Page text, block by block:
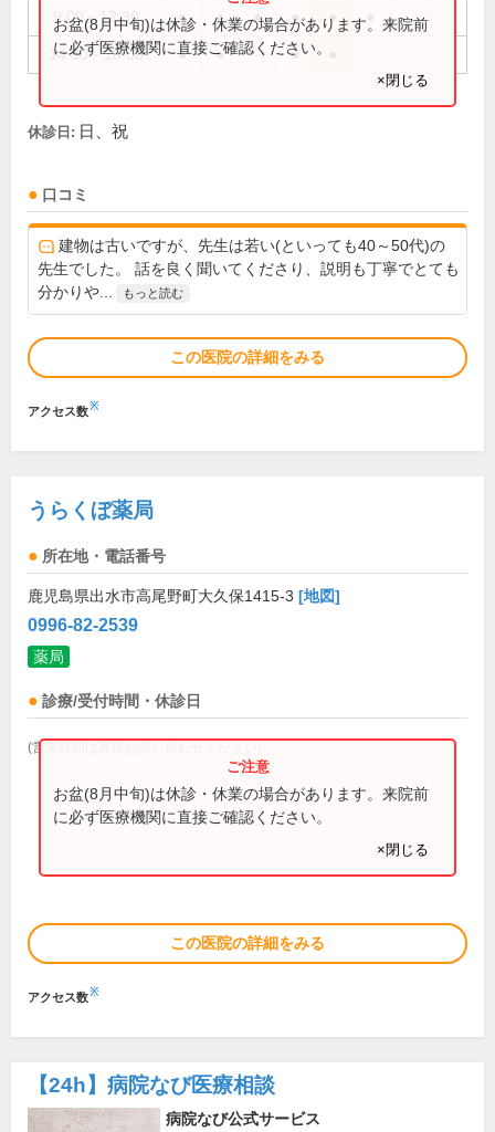
9:00～12:30 ● ● ● ● ●
14:30～18:00 ● ● ●
お盆(8月中旬)は休診・休業の場合があります。来院前
に必ず医療機関に直接ご確認ください。
×閉じる
休診日: 日、祝
口コミ
建物は古いですが、先生は若い(といっても40～50代)の
先生でした。 話を良く聞いてくださり、説明も丁寧でとても
分かりや...
もっと読む
この医院の詳細をみる
アクセス数※
うらくぼ薬局
所在地・電話番号
鹿児島県出水市高尾野町大久保1415-3 [地図]
0996-82-2539
薬局
診療/受付時間・休診日
(営業時間は直接お問い合わせください)
お盆(8月中旬)は休診・休業の場合があります。来院前
に必ず医療機関に直接ご確認ください。
×閉じる
この医院の詳細をみる
アクセス数※
【24h】 病院なび医療相談
病院なび公式サービス